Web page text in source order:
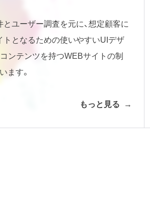
とユーザー調査を元に、想定顧客に
トとなるための使いやすいUIデザ
ンテンツを持つWEBサイトの制
ます。
もっと見る